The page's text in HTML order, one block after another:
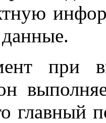
при
главный